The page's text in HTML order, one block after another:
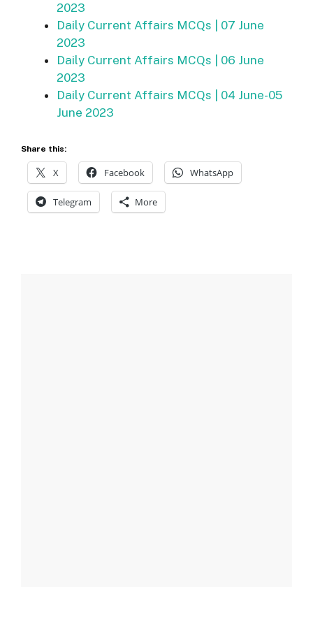
2023
Daily Current Affairs MCQs | 07 June
2023
Daily Current Affairs MCQs | 06 June
2023
Daily Current Affairs MCQs | 04 June-05
June 2023
Share this:
X Facebook WhatsApp
Telegram More